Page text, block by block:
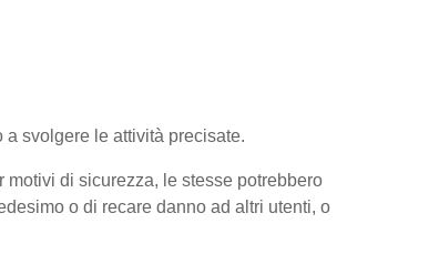
svolgere le attività precisate.
di sicurezza, le stesse potrebbero
o di recare danno ad altri utenti, o